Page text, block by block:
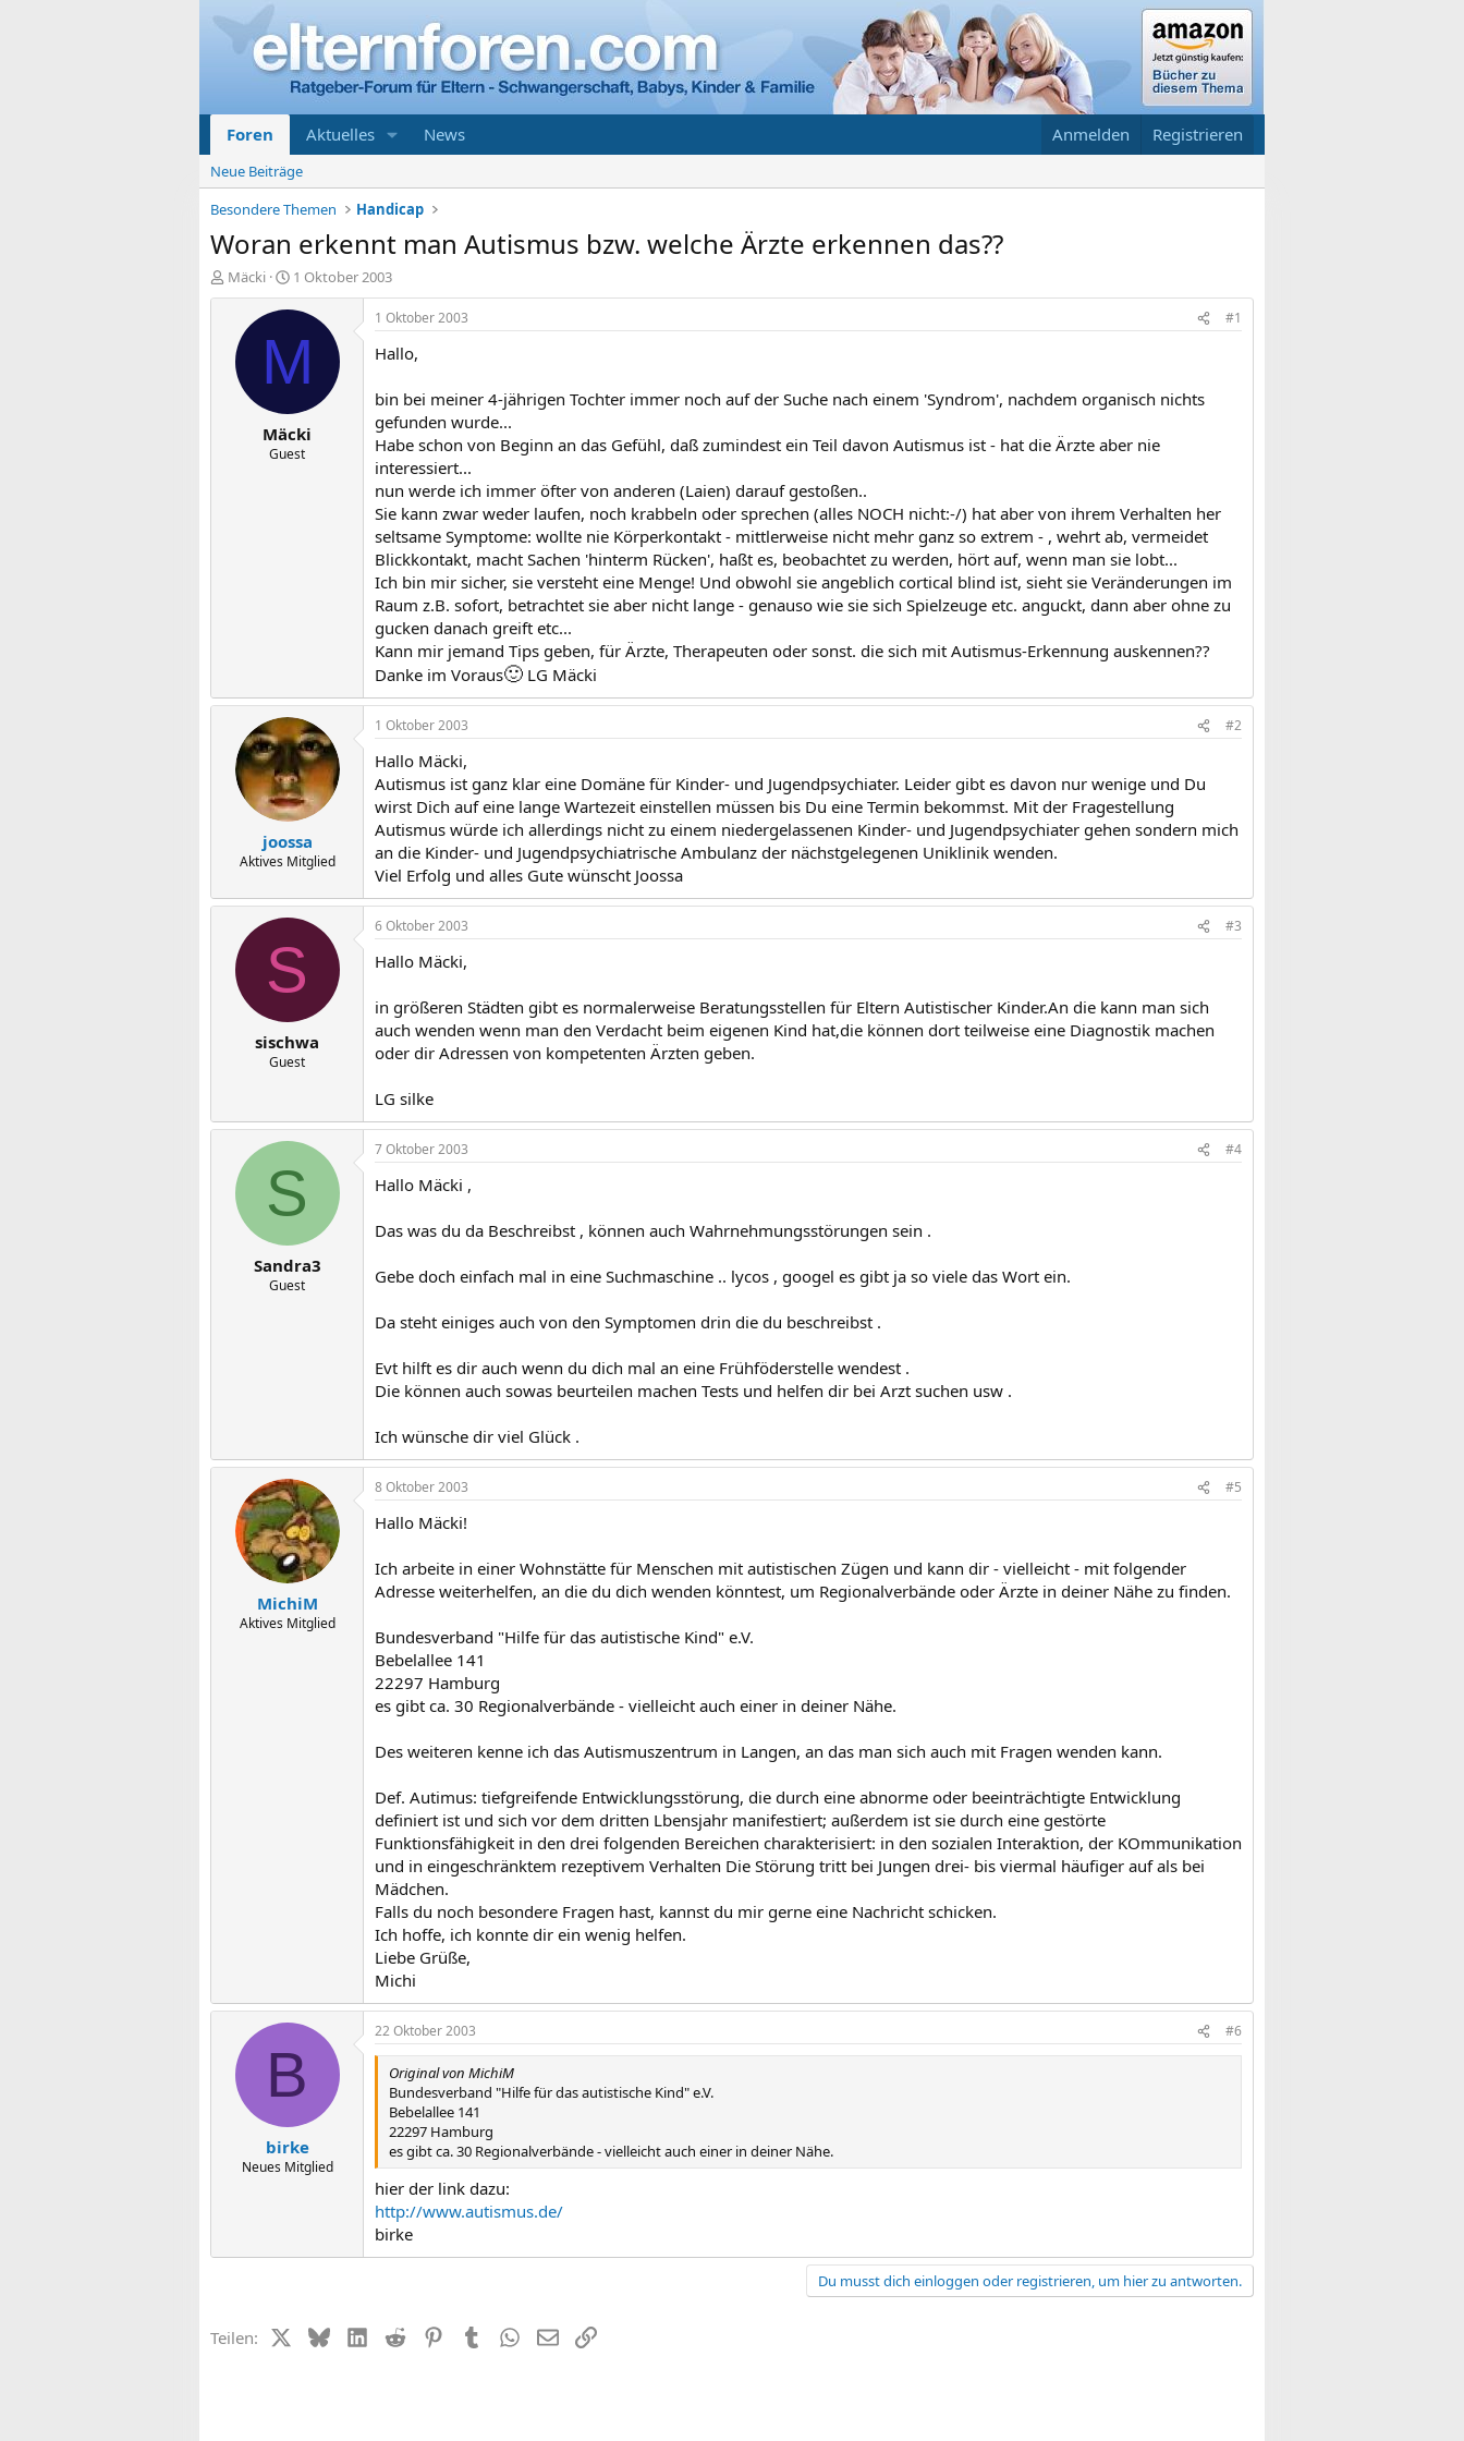
Foren Aktuelles News Anmelden Registrieren
Neue Beiträge
Besondere Themen
Handicap
Woran erkennt man Autismus bzw. welche Ärzte erkennen das??
E
r
Mäcki
E
r
s
e
l
t
a
m
1 Oktober 2003
M
Mäcki
Guest
1 Oktober 2003 #1
Hallo,
bin bei meiner 4-jährigen Tochter immer noch auf der Suche nach einem 'Syndrom', nachdem organisch nichts
gefunden wurde...
Habe schon von Beginn an das Gefühl, daß zumindest ein Teil davon Autismus ist - hat die Ärzte aber nie
interessiert...
nun werde ich immer öfter von anderen (Laien) darauf gestoßen..
Sie kann zwar weder laufen, noch krabbeln oder sprechen (alles NOCH nicht:-/) hat aber von ihrem Verhalten her
seltsame Symptome: wollte nie Körperkontakt - mittlerweise nicht mehr ganz so extrem - , wehrt ab, vermeidet
Blickkontakt, macht Sachen 'hinterm Rücken', haßt es, beobachtet zu werden, hört auf, wenn man sie lobt...
Ich bin mir sicher, sie versteht eine Menge! Und obwohl sie angeblich cortical blind ist, sieht sie Veränderungen im
Raum z.B. sofort, betrachtet sie aber nicht lange - genauso wie sie sich Spielzeuge etc. anguckt, dann aber ohne zu
gucken danach greift etc...
Kann mir jemand Tips geben, für Ärzte, Therapeuten oder sonst. die sich mit Autismus-Erkennung auskennen??
Danke im Voraus🙂 LG Mäcki
joossa
Aktives Mitglied
1 Oktober 2003 #2
Hallo Mäcki,
Autismus ist ganz klar eine Domäne für Kinder- und Jugendpsychiater. Leider gibt es davon nur wenige und Du
wirst Dich auf eine lange Wartezeit einstellen müssen bis Du eine Termin bekommst. Mit der Fragestellung
Autismus würde ich allerdings nicht zu einem niedergelassenen Kinder- und Jugendpsychiater gehen sondern mich
an die Kinder- und Jugendpsychiatrische Ambulanz der nächstgelegenen Uniklinik wenden.
Viel Erfolg und alles Gute wünscht Joossa
S
sischwa
Guest
6 Oktober 2003 #3
Hallo Mäcki,
in größeren Städten gibt es normalerweise Beratungsstellen für Eltern Autistischer Kinder.An die kann man sich
auch wenden wenn man den Verdacht beim eigenen Kind hat,die können dort teilweise eine Diagnostik machen
oder dir Adressen von kompetenten Ärzten geben.
LG silke
S
Sandra3
Guest
7 Oktober 2003 #4
Hallo Mäcki ,
Das was du da Beschreibst , können auch Wahrnehmungsstörungen sein .
Gebe doch einfach mal in eine Suchmaschine .. lycos , googel es gibt ja so viele das Wort ein.
Da steht einiges auch von den Symptomen drin die du beschreibst .
Evt hilft es dir auch wenn du dich mal an eine Frühföderstelle wendest .
Die können auch sowas beurteilen machen Tests und helfen dir bei Arzt suchen usw .
Ich wünsche dir viel Glück .
MichiM
Aktives Mitglied
8 Oktober 2003 #5
Hallo Mäcki!
Ich arbeite in einer Wohnstätte für Menschen mit autistischen Zügen und kann dir - vielleicht - mit folgender
Adresse weiterhelfen, an die du dich wenden könntest, um Regionalverbände oder Ärzte in deiner Nähe zu finden.
Bundesverband "Hilfe für das autistische Kind" e.V.
Bebelallee 141
22297 Hamburg
es gibt ca. 30 Regionalverbände - vielleicht auch einer in deiner Nähe.
Des weiteren kenne ich das Autismuszentrum in Langen, an das man sich auch mit Fragen wenden kann.
Def. Autimus: tiefgreifende Entwicklungsstörung, die durch eine abnorme oder beeinträchtigte Entwicklung
definiert ist und sich vor dem dritten Lbensjahr manifestiert; außerdem ist sie durch eine gestörte
Funktionsfähigkeit in den drei folgenden Bereichen charakterisiert: in den sozialen Interaktion, der KOmmunikation
und in eingeschränktem rezeptivem Verhalten Die Störung tritt bei Jungen drei- bis viermal häufiger auf als bei
Mädchen.
Falls du noch besondere Fragen hast, kannst du mir gerne eine Nachricht schicken.
Ich hoffe, ich konnte dir ein wenig helfen.
Liebe Grüße,
Michi
B
birke
Neues Mitglied
22 Oktober 2003 #6
Original von MichiM
Bundesverband "Hilfe für das autistische Kind" e.V.
Bebelallee 141
22297 Hamburg
es gibt ca. 30 Regionalverbände - vielleicht auch einer in deiner Nähe.
hier der link dazu:
http://www.autismus.de/
birke
Du musst dich einloggen oder registrieren, um hier zu antworten.
Teilen: X (Twitter)
BlueskyLinkedIn
Reddit PinterestTumblrWhatsApp
E-MailLink